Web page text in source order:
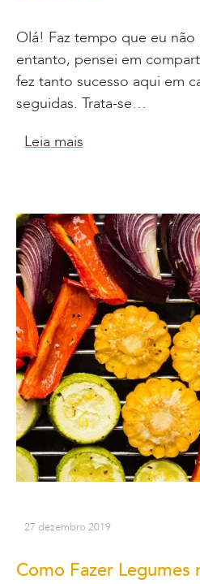
Olá! Faz tempo que eu
entanto, pensei em
fez tanto sucesso aqui em
seguidas. Trata-se…
Leia mais
27 dezembro 2019
Como Fazer Legumes